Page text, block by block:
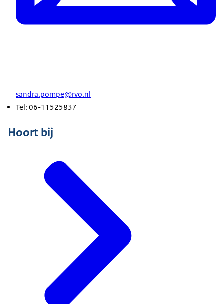
sandra.pompe@rvo.nl
Tel: 06-11525837
Hoort bij